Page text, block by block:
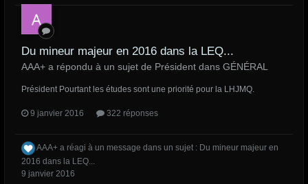
Du mineur majeur en 2016 dans la LEQ...
AAA+ a répondu à un sujet de Président dans GÉNÉRAL
Président Pourtant les études sont une priorité pour la LHJMQ.
9 janvier 2016 322 réponses
AAA+ a réagi à un message dans un sujet : Du mineur majeur en
2016 dans la LEQ...
9 janvier 2016